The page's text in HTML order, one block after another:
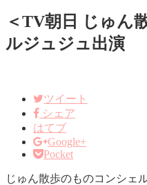
＜TV朝日 じゅん
ルジュジュ出演
ツイート
シェア
はてブ
Google+
Pocket
じゅん散歩のものコンシェ